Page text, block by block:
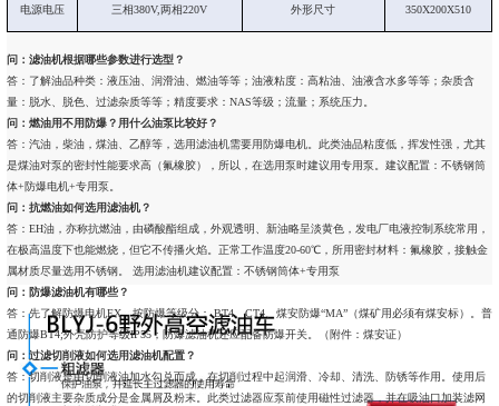
电源电压 三相380V,两相220V 外形尺寸 350X200X510
问：滤油机根据哪些参数进行选型？
答：了解油品种类：液压油、润滑油、燃油等等；油液粘度：高粘油、油液含水多等等；杂质含
量：脱水、脱色、过滤杂质等等；精度要求：NAS等级；流量；系统压力。
问：燃油用不用防爆？用什么油泵比较好？
答：汽油，柴油，煤油、乙醇等，选用滤油机需要用防爆电机。此类油品粘度低，挥发性强，尤其
是煤油对泵的密封性能要求高（氟橡胶），所以，在选用泵时建议用专用泵。建议配置：不锈钢筒
体+防爆电机+专用泵。
问：抗燃油如何选用滤油机？
答：EH油，亦称抗燃油，由磷酸酯组成，外观透明、新油略呈淡黄色，发电厂电液控制系统常用，
在极高温度下也能燃烧，但它不传播火焰。正常工作温度20-60℃，所用密封材料：氟橡胶，接触金
属材质尽量选用不锈钢。 选用滤油机建议配置：不锈钢筒体+专用泵
问：防爆滤油机有哪些？
答：先了解防爆电机EX，按防爆等级分： BT4、CT4、煤安防爆“MA”（煤矿用必须有煤安标）。普
通防爆BT4;外壳防护等级IP55；防爆滤油机还应配备防爆开关。（附件：煤安证）
问：过滤切削液如何选用滤油机配置？
答：切削液是由切削液油加水勾兑而成，在切削过程中起润滑、冷却、清洗、防锈等作用。使用后
的切削液主要杂质成分是金属屑及粉末。此类过滤器应泵前使用磁性过滤器，并在吸油口加装滤网